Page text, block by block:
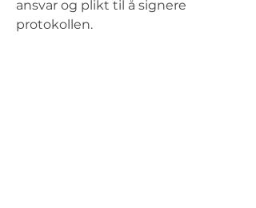
ansvar og plikt til å signere
protokollen.